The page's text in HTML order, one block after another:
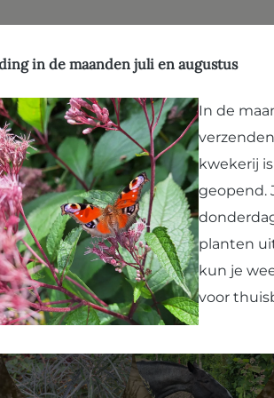
producten gevonden.
in de maanden juli en augustus
In de
kwekerij
geopend.
planten
kun je
voor